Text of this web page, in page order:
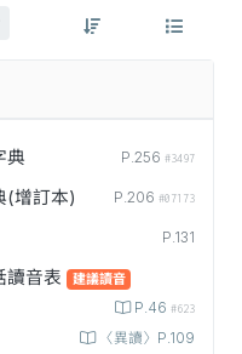
典 P.256 #3497
(增訂本) P.206 #07173
P.131
讀音表 建議讀音
P.46 #623
〈異讀〉P.109